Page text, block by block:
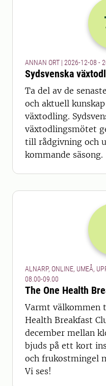
ANNAN ORT | 2026-12-08 -
Sydsvenska
Ta del av de
och aktuell
växtodling.
växtodlingsmötet
till rådgivning och
kommande säsong.
ALNARP, ONLINE, UMEÅ,
08.00-09.00
The One Health
Varmt välkommen
Health Breakfast
december mellan
bjuds på ett kort
och frukostmingel
Vi ses!